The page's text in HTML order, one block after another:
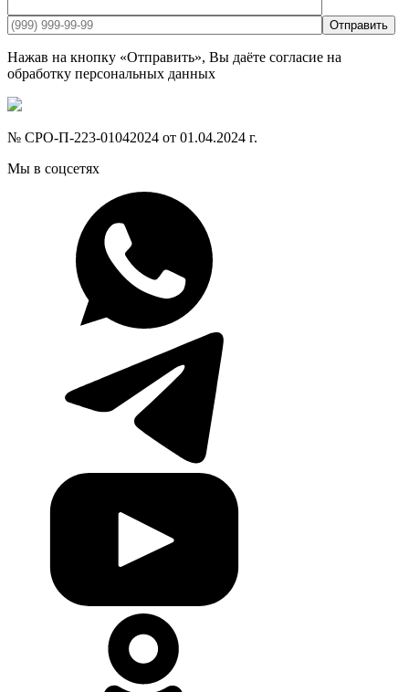
Отправить
Нажав на кнопку «Отправить», Вы даёте согласие на
обработку персональных данных
№ СРО-П-223-01042024 от 01.04.2024 г.
Мы в соцсетях